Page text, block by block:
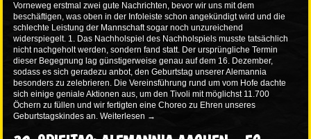
Vorneweg erstmal zwei gute Nachrichten, bevor wir uns mit dem
beschäftigen, was oben in der Infoleiste schon angekündigt wird und die
schlechte Leistung der Mannschaft sogar noch unzureichend
widerspiegelt. 1. Das Nachholspiel des Nachholspiels musste tatsächlich
nicht nachgeholt werden, sondern fand statt. Der ursprüngliche Termin
dieser Begegnung lag günstigerweise genau auf dem 16. Dezember,
sodass es sich geradezu anbot, den Geburtstag unserer Alemannia
besonders zu zelebrieren. Die Vereinsführung rund um vom Hofe dachte
sich einige geniale Aktionen aus, um den Tivoli mit möglichst 11.700
Öchern zu füllen und wir fertigten eine Choreo zu Ehren unseres
Geburtstagskindes an.Weiterlesen →